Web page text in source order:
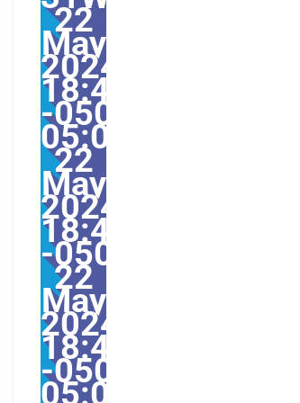
22
May
2024
18:49:00
-0500-
05:006America/
22
May
2024
18:49:00
-
22
May
2024
18:49:00
-0500-
05:00America/